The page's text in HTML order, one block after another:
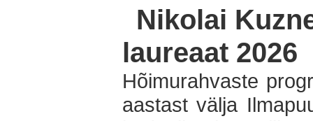
Nikolai
laureaat 2026
Hõimurahvaste
aastast välja